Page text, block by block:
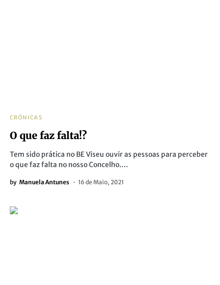
CRÓNICAS
O que faz falta!?
Tem sido prática no BE Viseu ouvir as pessoas para perceber
o que faz falta no nosso Concelho.…
by Manuela Antunes 16 de Maio, 2021